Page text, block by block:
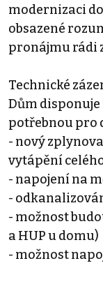
modernizaci
obsazené
pronájmu rádi
Technické
Dům
potřebnou pro
- nový
vytápění
- napojení na
-
- možnost
a HUP u domu)
- možnost